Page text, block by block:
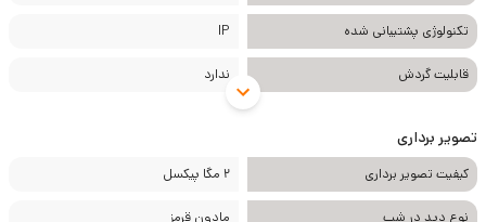
تکنولوژی پشتیبانی شده IP
قابلیت گردش ندارد
تصویر برداری
کیفیت تصویر برداری 2 مگا پیکسل
نوع دید در شب مادون قرمز